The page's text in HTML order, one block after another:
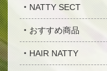
NATTY SECT
おすすめ商品
HAIR NATTY